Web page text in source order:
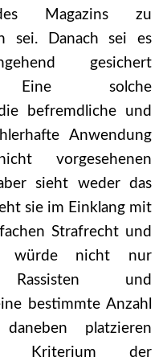
Magazins zu
sei. Danach sei es
gesichert
Eine solche
befremdliche und
Anwendung
vorgesehenen
sieht weder das
sie im Einklang mit
Strafrecht und
würde nicht nur
und
bestimmte Anzahl
platzieren
Kriterium der